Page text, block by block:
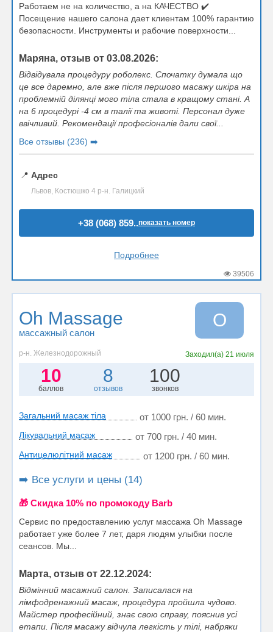
Работаем не на количество, а на КАЧЕСТВО ✔️
Посещение нашего салона дает клиентам 100% гарантию
безопасности. Инструменты и рабочие поверхности...
Маряна, отзыв от 03.08.2026:
Відвідувала процедуру роболекс. Спочатку думала що
це все даремно, але вже після першого масажу шкіра на
проблемній ділянці мого тіла стала в кращому стані. А
на 6 процедурі -4 см в талії та животі. Персонал дуже
ввічливий. Рекомендації професіоналів дали свої...
Все отзывы (236) ➡️
📍 Адрес
Львов, Костюшко 4 р-н. Галицкий
+38 (068) 859..показать номер
Подробнее
39506
Oh Massage
массажный салон
O
р-н. Железнодорожный Заходил(а) 21 июля
10
баллов
8
отзывов
100
звонков
Загальний масаж тіла от 1000 грн. / 60 мин.
Лікувальний масаж от 700 грн. / 40 мин.
Антицелюлітний масаж от 1200 грн. / 60 мин.
➡️ Все услуги и цены (14)
🎁 Cкидка 10% по промокоду Barb
Сервис по предоставлению услуг массажа Oh Massage
работает уже более 7 лет, даря людям улыбки после
сеансов. Мы...
Марта, отзыв от 22.12.2024:
Відмінний масажний салон. Записалася на
лімфодренажний масаж, процедура пройшла чудово.
Майстер професійний, знає свою справу, пояснив усі
етапи. Після масажу відчула легкість у тілі, набряки